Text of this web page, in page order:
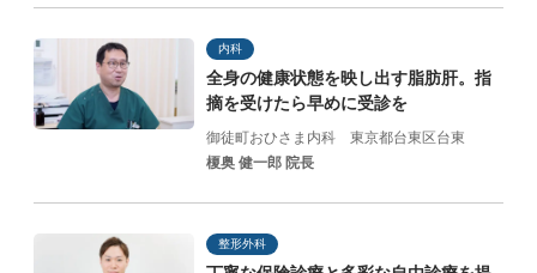
内科
全身の健康状態を映し出す脂肪肝。指
摘を受けたら早めに受診を
御徒町おひさま内科 東京都台東区台東
榎奥 健一郎 院長
整形外科